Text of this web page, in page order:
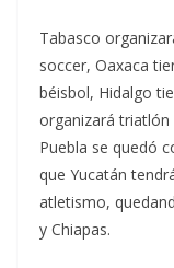
Tabasco
soccer, Oaxaca
béisbol, Hidalgo
organizará triatlón
Puebla se quedó
que Yucatán
atletismo,
y Chiapas.